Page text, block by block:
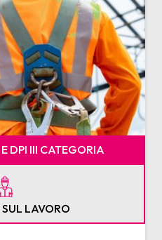
DPI III CATEGORIA
LAVORO